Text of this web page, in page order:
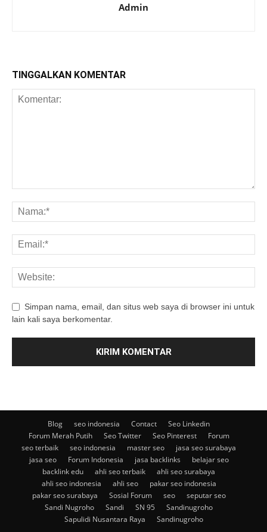
Admin
TINGGALKAN KOMENTAR
Simpan nama, email, dan situs web saya di browser ini untuk
lain kali saya berkomentar.
Blog seo indonesia Contact
Seo Linkedin
Forum Merah Putih
Seo Twitter Seo Pinterest
Forum
seo terbaik
seo indonesia master seo
jasa seo surabaya
jasa seo
Forum Indonesia jasa backlinks
belajar seo
backlink edu
ahli seo terbaik
ahli seo surabaya
ahli seo indonesia
ahli seo
pakar seo indonesia
pakar seo surabaya
Sosial Forum seo
seputar seo
Sandi Nugroho
Sandi SN 95
Sandinugroho
Sapulidi Nusantara Raya
Sandinugroho